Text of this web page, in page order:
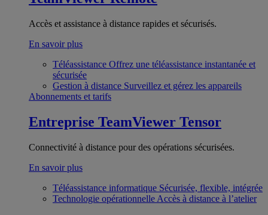
Accès et assistance à distance rapides et sécurisés.
En savoir plus
Téléassistance Offrez une téléassistance instantanée et
sécurisée
Gestion à distance Surveillez et gérez les appareils
Abonnements et tarifs
Entreprise TeamViewer Tensor
Connectivité à distance pour des opérations sécurisées.
En savoir plus
Téléassistance informatique Sécurisée, flexible, intégrée
Technologie opérationnelle Accès à distance à l’atelier